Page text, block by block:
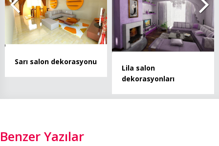
Sarı salon dekorasyonu
Lila salon
dekorasyonları
Benzer Yazılar